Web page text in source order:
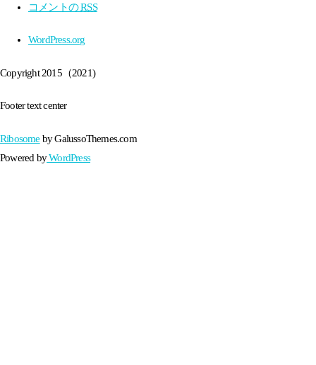
コメントのRSS
WordPress.org
Copyright 2015（2021)
Footer text center
Ribosome by GalussoThemes.com
Powered byWordPress